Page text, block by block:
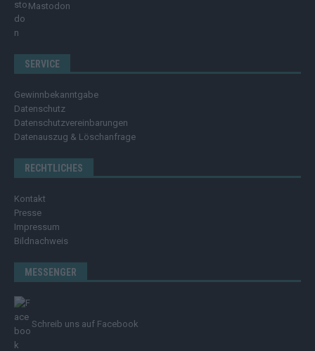
Mastodon
SERVICE
Gewinnbekanntgabe
Datenschutz
Datenschutzvereinbarungen
Datenauszug & Löschanfrage
RECHTLICHES
Kontakt
Presse
Impressum
Bildnachweis
MESSENGER
Schreib uns auf Facebook